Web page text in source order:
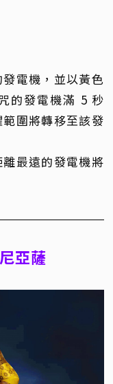
電機，並以黃色
的發電機滿 5 秒
圍將轉移至該發
最遠的發電機將
亞薩